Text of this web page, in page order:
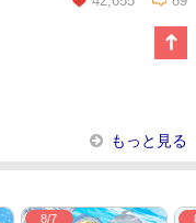
もっと見る
8/7